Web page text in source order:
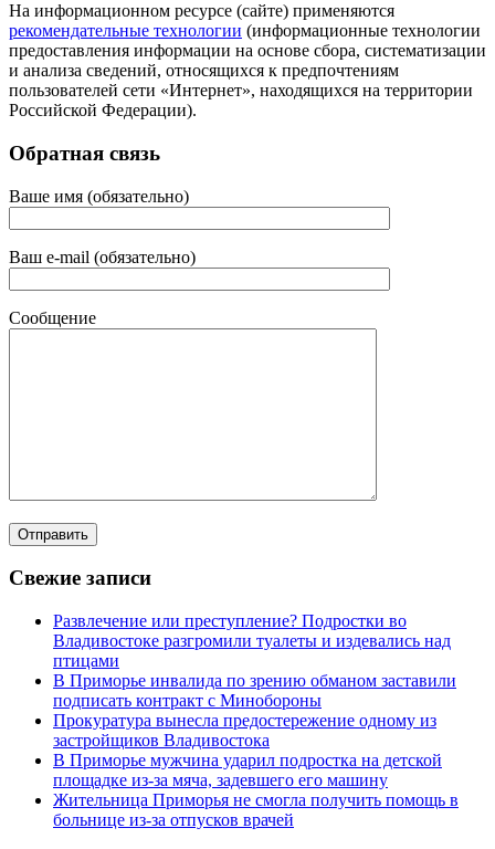
На информационном ресурсе (сайте) применяются
рекомендательные технологии (информационные технологии
предоставления информации на основе сбора, систематизации
и анализа сведений, относящихся к предпочтениям
пользователей сети «Интернет», находящихся на территории
Российской Федерации).
Обратная связь
Ваше имя (обязательно)
Ваш e-mail (обязательно)
Сообщение
Свежие записи
Развлечение или преступление? Подростки во
Владивостоке разгромили туалеты и издевались над
птицами
В Приморье инвалида по зрению обманом заставили
подписать контракт с Минобороны
Прокуратура вынесла предостережение одному из
застройщиков Владивостока
В Приморье мужчина ударил подростка на детской
площадке из-за мяча, задевшего его машину
Жительница Приморья не смогла получить помощь в
больнице из-за отпусков врачей